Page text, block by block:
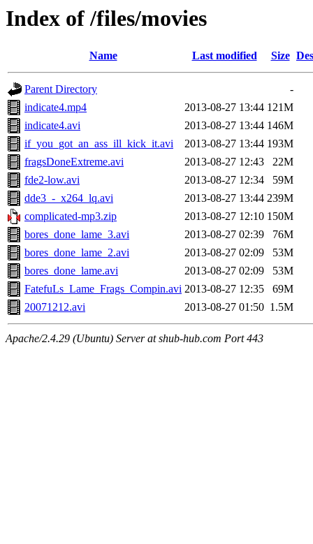
Index of /files/movies
Name Last modified Size
Parent Directory
-
indicate4.mp4
2013-08-27 13:44 121M
indicate4.avi
2013-08-27 13:44 146M
if_you_got_an_ass_ill_kick_it.avi
2013-08-27 13:44 193M
fragsDoneExtreme.avi
2013-08-27 12:43
22M
fde2-low.avi
2013-08-27 12:34
59M
dde3_-_x264_lq.avi
2013-08-27 13:44 239M
complicated-mp3.zip
2013-08-27 12:10 150M
bores_done_lame_3.avi
2013-08-27 02:39
76M
bores_done_lame_2.avi
2013-08-27 02:09
53M
bores_done_lame.avi
2013-08-27 02:09
53M
FatefuLs_Lame_Frags_Compin.avi 2013-08-27 12:35
69M
20071212.avi
2013-08-27 01:50 1.5M
Apache/2.4.29 (Ubuntu) Server at shub-hub.com Port 443